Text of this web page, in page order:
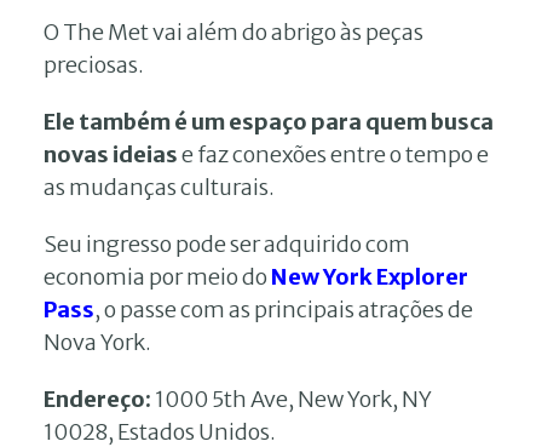
O The Met vai além do abrigo às peças
preciosas.
Ele também é um espaço para quem busca
novas ideiase faz conexões entre o tempo e
as mudanças culturais.
Seu ingresso pode ser adquirido com
economia por meio do New York Explorer
Pass, o passe com as principais atrações de
Nova York.
Endereço: 1000 5th Ave, New York, NY
10028, Estados Unidos.